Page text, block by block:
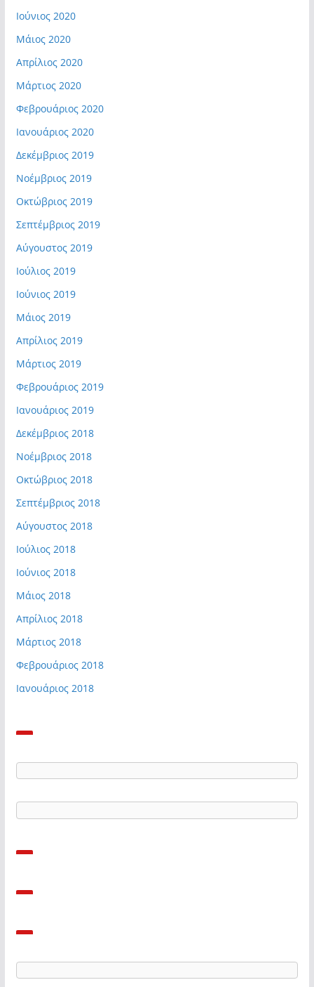
Ιούνιος 2020
Μάιος 2020
Απρίλιος 2020
Μάρτιος 2020
Φεβρουάριος 2020
Ιανουάριος 2020
Δεκέμβριος 2019
Νοέμβριος 2019
Οκτώβριος 2019
Σεπτέμβριος 2019
Αύγουστος 2019
Ιούλιος 2019
Ιούνιος 2019
Μάιος 2019
Απρίλιος 2019
Μάρτιος 2019
Φεβρουάριος 2019
Ιανουάριος 2019
Δεκέμβριος 2018
Νοέμβριος 2018
Οκτώβριος 2018
Σεπτέμβριος 2018
Αύγουστος 2018
Ιούλιος 2018
Ιούνιος 2018
Μάιος 2018
Απρίλιος 2018
Μάρτιος 2018
Φεβρουάριος 2018
Ιανουάριος 2018